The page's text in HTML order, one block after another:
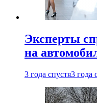
Эксперты
на
3 года спустя3 года